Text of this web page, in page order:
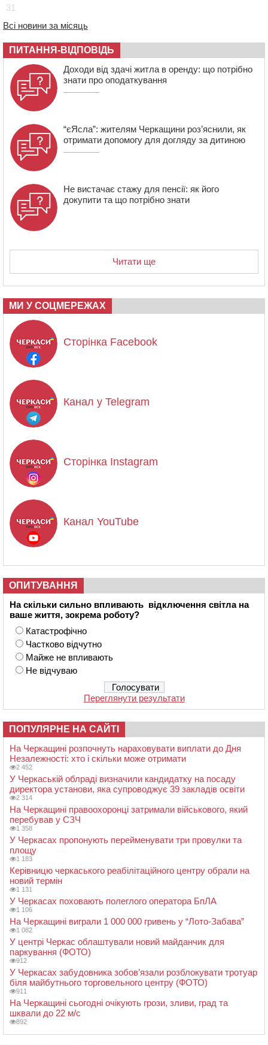
сплатили на Черкащині
06 СЕРПНЯ 2026, ЧЕТВЕР
21:13 Вісім медалей, з яких чотири золоті: черкаські
спортсмени тріумфували на чемпіонаті України
31
Всі новини за місяць
ПИТАННЯ-ВІДПОВІДЬ
Доходи від здачі житла в оренду: що потрібно
знати про оподаткування
“єЯсла”: жителям Черкащини роз’яснили, як
отримати допомогу для догляду за дитиною
Не вистачає стажу для пенсії: як його
докупити та що потрібно знати
Читати ще
МИ У СОЦМЕРЕЖАХ
Сторінка Facebook
Канал у Telegram
Сторінка Instagram
Канал YouTube
ОПИТУВАННЯ
На скільки сильно впливають відключення світла на
ваше життя, зокрема роботу?
Катастрофічно
Частково відчутно
Майже не впливають
Не відчуваю
Переглянути результати
ПОПУЛЯРНЕ НА САЙТІ
На Черкащині розпочнуть нараховувати виплати до Дня
Незалежності: хто і скільки може отримати
2 452
У Черкаській облраді визначили кандидатку на посаду
директора установи, яка супроводжує 39 закладів освіти
2 314
На Черкащині правоохоронці затримали військового, який
перебував у СЗЧ
1 358
У Черкасах пропонують перейменувати три провулки та
площу
1 183
Керівницю черкаського реабілітаційного центру обрали на
новий термін
1 131
У Черкасах поховають полеглого оператора БпЛА
1 106
На Черкащині виграли 1 000 000 гривень у “Лото-Забава”
1 082
У центрі Черкас облаштували новий майданчик для
паркування (ФОТО)
912
У Черкасах забудовника зобов’язали розблокувати тротуар
біля майбутнього торговельного центру (ФОТО)
911
На Черкащині сьогодні очікують грози, зливи, град та
шквали до 22 м/с
892